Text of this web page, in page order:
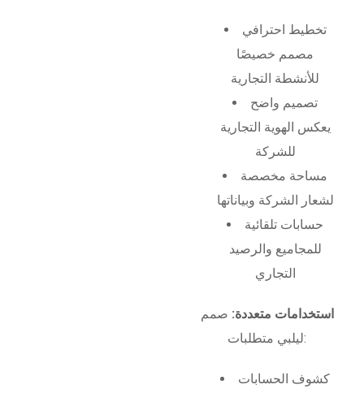
تخطيط احترافي
مصمم خصيصًا
للأنشطة التجارية
تصميم واضح
يعكس الهوية التجارية
للشركة
مساحة مخصصة
لشعار الشركة وبياناتها
حسابات تلقائية
للمجاميع والرصيد
التجاري
استخدامات متعددة: صمم
ليلبي متطلبات:
كشوف الحسابات